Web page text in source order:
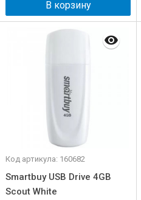
В корзину
Код артикула: 160682
Smartbuy USB Drive 4GB
Scout White